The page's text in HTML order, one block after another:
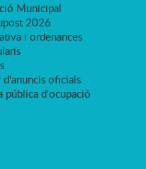
Municipal
2026
i ordenances
d'anuncis oficials
pública d'ocupació